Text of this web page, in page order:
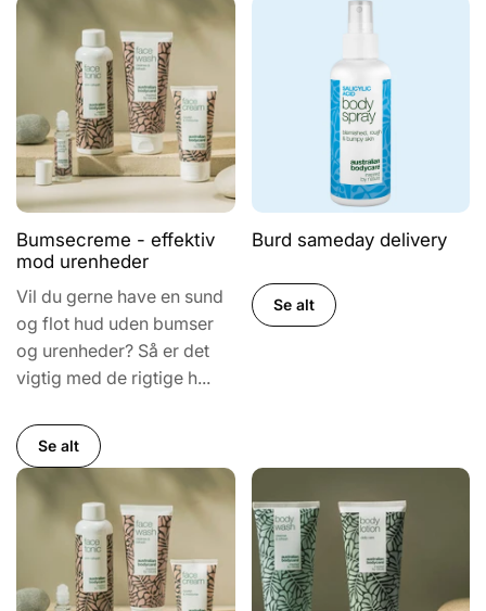
Bumsecreme - effektiv
mod urenheder
Vil du gerne have en sund
og flot hud uden bumser
og urenheder? Så er det
vigtig med de rigtige h...
Se alt
Burd sameday delivery
Se alt